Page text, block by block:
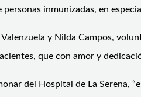
inmunizadas, en
y Nilda Campos,
que con amor y
del Hospital de La Serena,